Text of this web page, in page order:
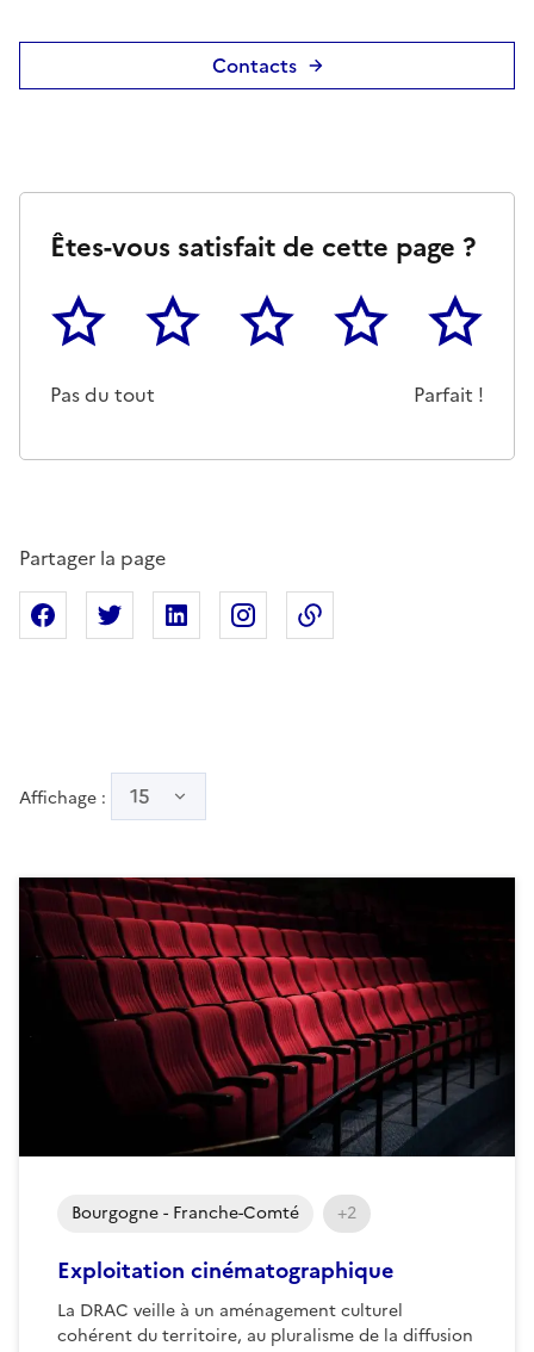
Contacts
Êtes-vous satisfait de cette page ?
1
Pas du tout
2 3 4 5
Parfait !
Partager la page
Partager sur Facebook
Partager sur XPartager sur Linkedin
Partager sur Instagram
Affichage : 15
Exploitation cinématographique
La DRAC veille à un aménagement culturel
cohérent du territoire, au pluralisme de la diffusion
Bourgogne - Franche-Comté +2